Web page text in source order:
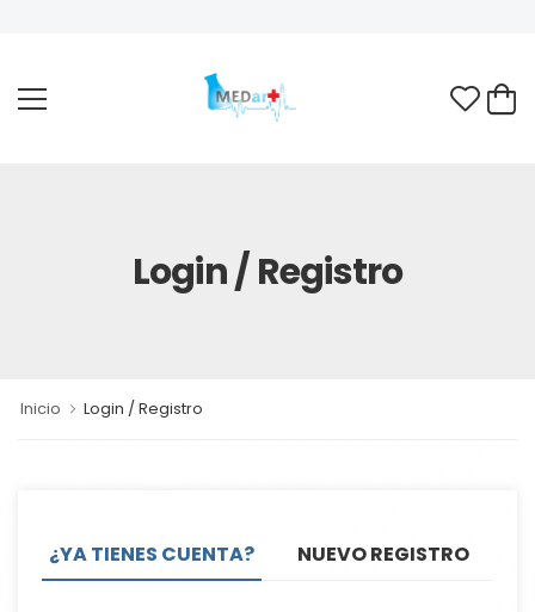
Login / Registro
Inicio Login / Registro
¿YA TIENES CUENTA? NUEVO REGISTRO